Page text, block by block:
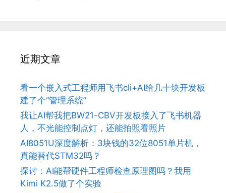
近期文章
看一个嵌入式工程师用飞书cli+AI给几十块开发板
建了个“管理系统”
我让AI帮我把BW21-CBV开发板接入了飞书机器
人，不光能控制点灯，还能拍照看照片
AI8051U深度解析：3块钱的32位8051单片机，
真能替代STM32吗？
探讨：AI能帮硬件工程师检查原理图吗？我用
Kimi K2.5做了个实验